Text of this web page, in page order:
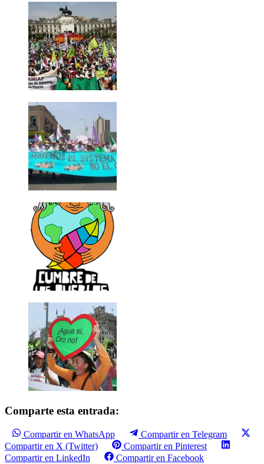
Comparte esta entrada:
Compartir en WhatsApp
Compartir en Telegram
Compartir en X (Twitter)
Compartir en Pinterest
Compartir en LinkedIn
Compartir en Facebook